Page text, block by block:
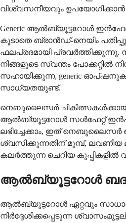
വിശ്വസനീയവും
Generic ആൽബ്യൂട്ടറോൾ
കൂടാതെ ബ്രാൻഡ്-നെയിം
ഫലപ്രദമായി
നിങ്ങളുടെ സ്വന്തം പോക്കറ്റിൽ
സഹായിക്കുന്ന, generic
സാധ്യതയുണ്ട്.
നെബുലൈസർ
ആൽബ്യൂട്ടറോൾ സൾഫേറ്റ്
ലഭിച്ചേക്കാം, ഇത് നെബുലൈസർ
ശ്വസിക്കുന്നതിന് മുമ്പ്, ലവണീയ
കലർത്തുന്ന ചെറിയ കുപ്പികളിൽ
ആൽബ്യൂട്ടറോൾ
ആൽബ്യൂട്ടറോൾ ഏറ്റവും
നിർദ്ദേശിക്കപ്പെടുന്ന